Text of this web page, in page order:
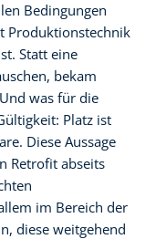
Bedingungen
Produktionstechnik
Statt eine
bekam
was für die
Platz ist
Diese Aussage
Retrofit abseits
im Bereich der
diese weitgehend